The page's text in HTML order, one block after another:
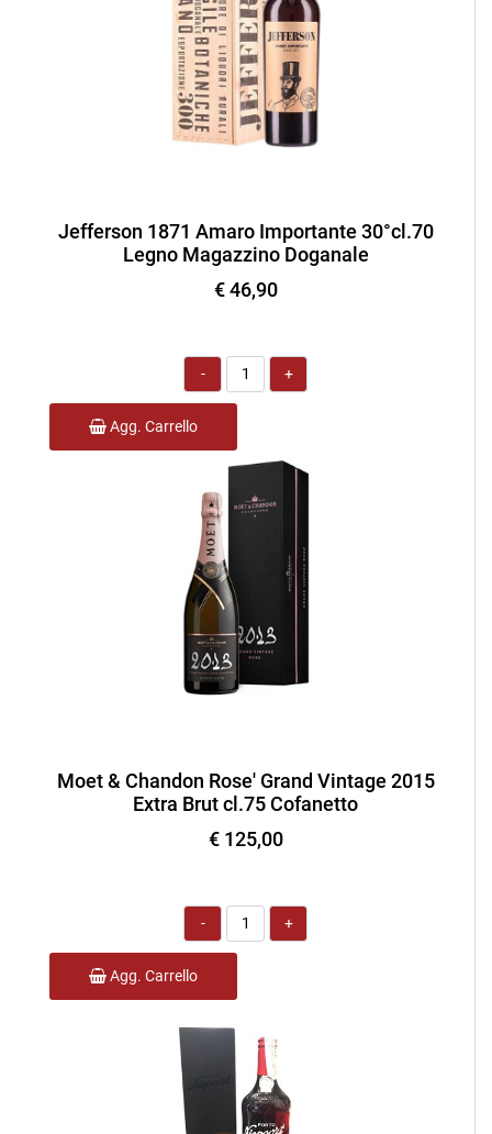
Jefferson 1871 Amaro Importante 30°cl.70
Legno Magazzino Doganale
€ 46,90
Quantità
Agg. Carrello
Moet & Chandon Rose' Grand Vintage 2015
Extra Brut cl.75 Cofanetto
€ 125,00
Quantità
Agg. Carrello